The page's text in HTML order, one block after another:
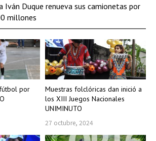
por
Muestras folclóricas dan inició a
los XIII Juegos Nacionales
UNIMINUTO
27 octubre, 2024
Iván Duque renueva sus camionetas por
millones